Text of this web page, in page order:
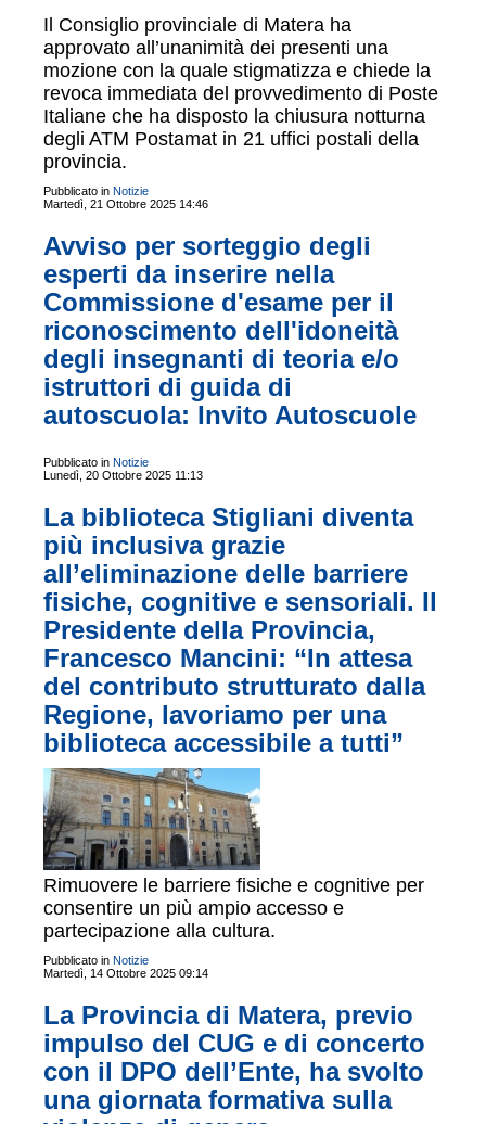
Il Consiglio provinciale di Matera ha
approvato all’unanimità dei presenti una
mozione con la quale stigmatizza e chiede la
revoca immediata del provvedimento di Poste
Italiane che ha disposto la chiusura notturna
degli ATM Postamat in 21 uffici postali della
provincia.
Pubblicato in Notizie
Martedì, 21 Ottobre 2025 14:46
Avviso per sorteggio degli
esperti da inserire nella
Commissione d'esame per il
riconoscimento dell'idoneità
degli insegnanti di teoria e/o
istruttori di guida di
autoscuola: Invito Autoscuole
Pubblicato in Notizie
Lunedì, 20 Ottobre 2025 11:13
La biblioteca Stigliani diventa
più inclusiva grazie
all’eliminazione delle barriere
fisiche, cognitive e sensoriali. Il
Presidente della Provincia,
Francesco Mancini: “In attesa
del contributo strutturato dalla
Regione, lavoriamo per una
biblioteca accessibile a tutti”
Rimuovere le barriere fisiche e cognitive per
consentire un più ampio accesso e
partecipazione alla cultura.
Pubblicato in Notizie
Martedì, 14 Ottobre 2025 09:14
La Provincia di Matera, previo
impulso del CUG e di concerto
con il DPO dell’Ente, ha svolto
una giornata formativa sulla